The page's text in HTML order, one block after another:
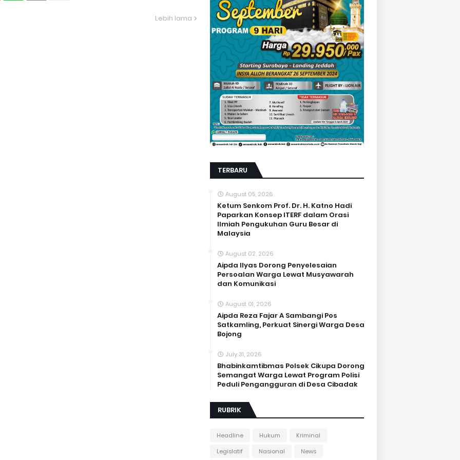
Lebih lama
TERBARU
August 05, 2026
Ketum Senkom Prof. Dr. H. Katno Hadi
Paparkan Konsep ITERF dalam Orasi
Ilmiah Pengukuhan Guru Besar di
Malaysia
August 02, 2026
Aipda Ilyas Dorong Penyelesaian
Persoalan Warga Lewat Musyawarah
dan Komunikasi
August 01, 2026
Aipda Reza Fajar A Sambangi Pos
Satkamling, Perkuat Sinergi Warga Desa
Bojong
July 31, 2026
Bhabinkamtibmas Polsek Cikupa Dorong
Semangat Warga Lewat Program Polisi
Peduli Pengangguran di Desa Cibadak
RUBRIK
Headline Hukum
Kriminal
Legislatif
Nasional News